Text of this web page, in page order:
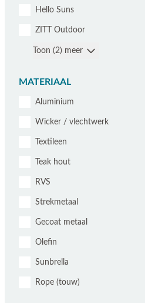
Hello Suns
ZITT Outdoor
Toon (2) meer
MATERIAAL
Aluminium
Wicker / vlechtwerk
Textileen
Teak hout
RVS
Strekmetaal
Gecoat metaal
Olefin
Sunbrella
Rope (touw)